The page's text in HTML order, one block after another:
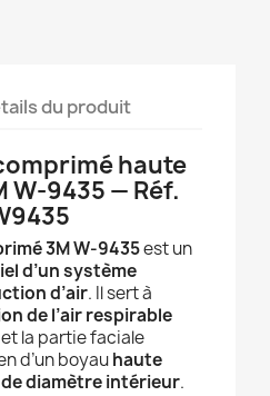
du produit
haute
W-9435 — Réf.
3M W-9435est un
d’un système
d’air. Il sert à
de l’air respirable
la partie faciale
d’un boyauhaute
diamètre intérieur.